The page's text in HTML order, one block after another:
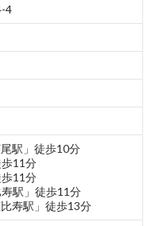
4
駅」徒歩10分
11分
11分
駅」徒歩11分
寿駅」徒歩13分